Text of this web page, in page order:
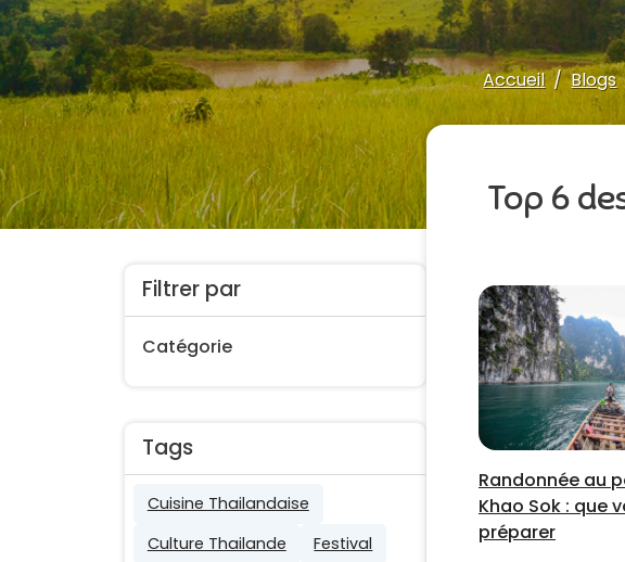
Accueil Blogs
Filtrer par
Catégorie
Tags
Cuisine Thailandaise
Culture Thailande
Festival
Top 6
Randonnée au
Khao Sok : que
préparer